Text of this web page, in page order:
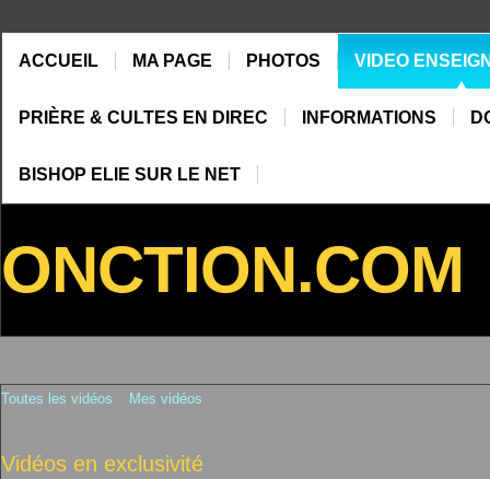
ACCUEIL MA PAGE PHOTOS VIDEO
PRIÈRE & CULTES EN DIREC INFORMATIONS
BISHOP ELIE SUR LE NET
ONCTION.COM
Toutes les vidéos Mes vidéos
Vidéos en exclusivité